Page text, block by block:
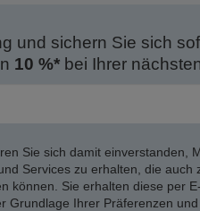
und sichern Sie sich
10 %*bei Ihrer
Sie sich damit einverstanden,
Services zu erhalten, die auch
können. Sie erhalten diese per
Grundlage Ihrer Präferenzen